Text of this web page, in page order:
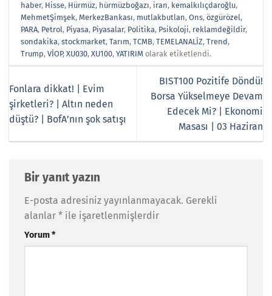
haber, Hisse, Hürmüz, hürmüzboğazı, iran, kemalkılıçdaroğlu,
MehmetŞimşek,MerkezBankası, mutlakbutlan,Ons,özgürözel,
PARA, Petrol, Piyasa, Piyasalar, Politika, Psikoloji, reklamdeğildir,
sondakika,stockmarket,Tarım,TCMB,TEMELANALİZ,Trend,
Trump,VİOP,XU030,XU100,YATIRIM olarak etiketlendi.
Fonlara dikkat! | Evim
şirketleri? | Altın neden
düştü? | BofA’nın şok satışı
BIST100 Pozitife Döndü!
Borsa Yükselmeye Devam
Edecek Mi? | Ekonomi
Masası | 03 Haziran
Bir yanıt yazın
E-posta adresiniz yayınlanmayacak. Gerekli
alanlar * ile işaretlenmişlerdir
Yorum*